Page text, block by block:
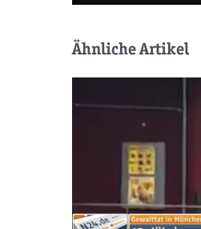
Ähnliche Artikel